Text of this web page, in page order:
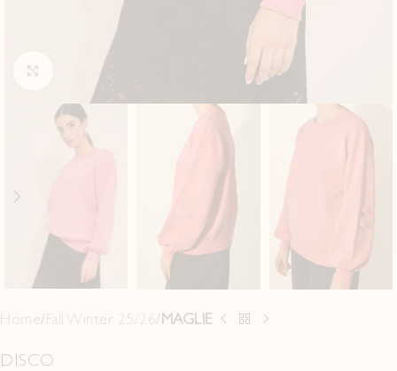
Click to enlarge
Home Fall Winter 25/26 MAGLIE
DISCO